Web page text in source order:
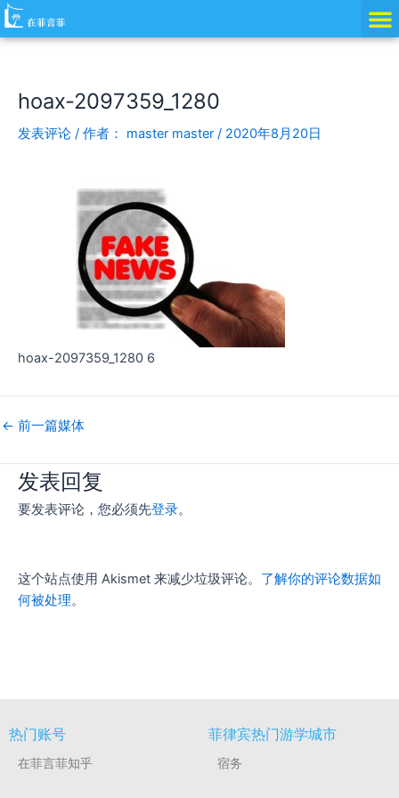
跳
至
hoax-2097359_1280
发表评论 / 作者： master master / 2020年8月20日
hoax-2097359_1280 6
Post
navigation
← 前一篇媒体
发表回复
要发表评论，您必须先登录。
这个站点使用 Akismet 来减少垃圾评论。 了解你的评论数据如
何被处理。
热门账号
在菲言菲知乎
菲律宾热门游学城市
宿务